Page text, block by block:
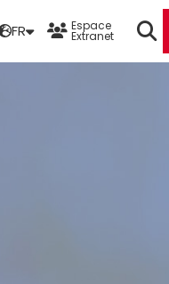
FR Espace
Extranet